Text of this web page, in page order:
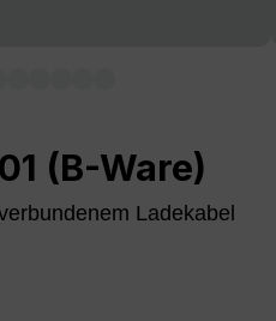
(B-Ware)
Ladekabel